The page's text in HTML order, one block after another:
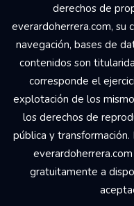
derechos de
everardoherrera.com, su
navegación, bases de
contenidos son
corresponde el
explotación de los
los derechos de
pública y
gratuitamente a